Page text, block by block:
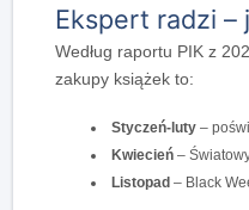
Ekspert radzi –
Według raportu PIK z
zakupy książek to:
Styczeń-luty –
Kwiecień –
Listopad – Black